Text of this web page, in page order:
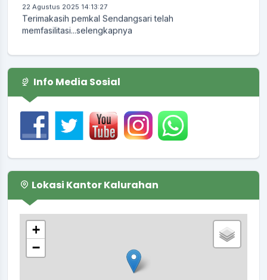
Terimakasih pemkal Sendangsari telah
memfasilitasi...selengkapnya
Info Media Sosial
Lokasi Kantor Kalurahan
+
−